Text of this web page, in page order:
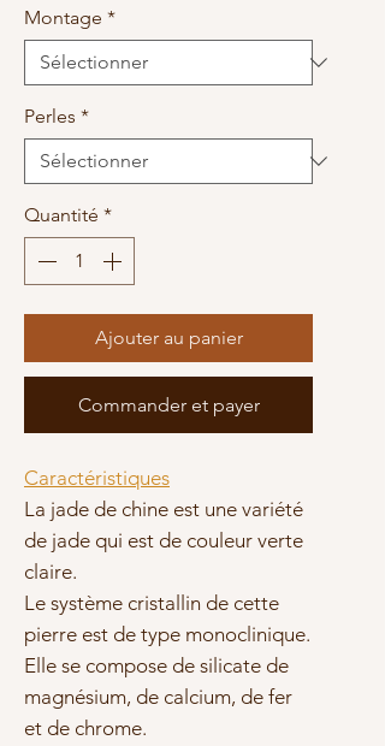
Montage *
Perles *
Quantité *
Ajouter au panier
Commander et payer
Caractéristiques
La jade de chine est une variété
de jade qui est de couleur verte
claire.
Le système cristallin de cette
pierre est de type monoclinique.
Elle se compose de silicate de
magnésium, de calcium, de fer
et de chrome.